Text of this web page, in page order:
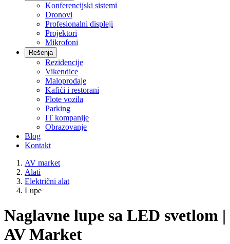
Konferencijski sistemi
Dronovi
Profesionalni displeji
Projektori
Mikrofoni
Rešenja
Rezidencije
Vikendice
Maloprodaje
Kafići i restorani
Flote vozila
Parking
IT kompanije
Obrazovanje
Blog
Kontakt
AV market
Alati
Električni alat
Lupe
Naglavne lupe sa LED svetlom |
AV Market